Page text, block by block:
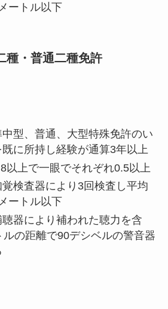
ートル以下
種・普通二種免許
型、普通、大型特殊免許のい
に所持し経験が通算3年以上
以上で一眼でそれぞれ0.5以上
検査器により3回検査し平均
ートル以下
器により補われた聴力を含
ルの距離で90デシベルの警音器